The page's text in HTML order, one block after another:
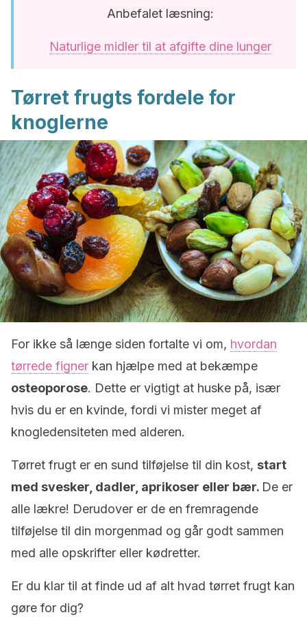
Anbefalet læsning:
Naturlige midler til at afgifte dine lunger
Tørret frugts fordele for
knoglerne
For ikke så længe siden fortalte vi om, hvordan
tørrede figner kan hjælpe med at bekæmpe
osteoporose. Dette er vigtigt at huske på, især
hvis du er en kvinde, fordi vi mister meget af
knogledensiteten med alderen.
Tørret frugt er en sund tilføjelse til din kost, start
med svesker, dadler, aprikoser eller bær. De er
alle lækre! Derudover er de en fremragende
tilføjelse til din morgenmad og går godt sammen
med alle opskrifter eller kødretter.
Er du klar til at finde ud af alt hvad tørret frugt kan
gøre for dig?